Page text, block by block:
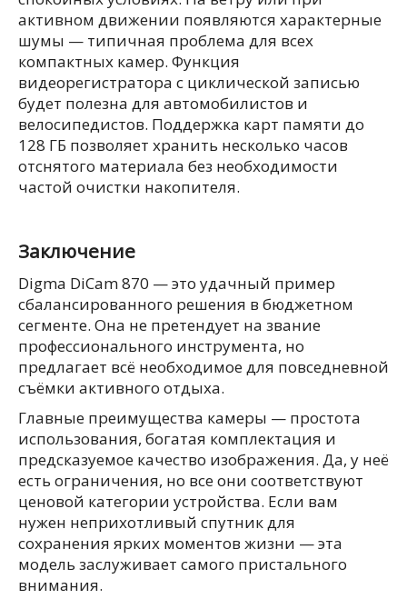
активном движении появляются характерные
шумы — типичная проблема для всех
компактных камер. Функция
видеорегистратора с циклической записью
будет полезна для автомобилистов и
велосипедистов. Поддержка карт памяти до
128 ГБ позволяет хранить несколько часов
отснятого материала без необходимости
частой очистки накопителя.
Заключение
Digma DiCam 870 — это удачный пример
сбалансированного решения в бюджетном
сегменте. Она не претендует на звание
профессионального инструмента, но
предлагает всё необходимое для повседневной
съёмки активного отдыха.
Главные преимущества камеры — простота
использования, богатая комплектация и
предсказуемое качество изображения. Да, у неё
есть ограничения, но все они соответствуют
ценовой категории устройства. Если вам
нужен неприхотливый спутник для
сохранения ярких моментов жизни — эта
модель заслуживает самого пристального
внимания.